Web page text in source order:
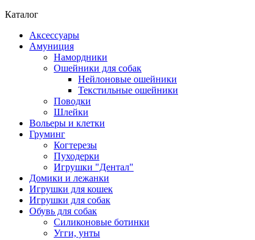
Каталог
Аксессуары
Амуниция
Намордники
Ошейники для собак
Нейлоновые ошейники
Текстильные ошейники
Поводки
Шлейки
Вольеры и клетки
Груминг
Когтерезы
Пуходерки
Игрушки "Дентал"
Домики и лежанки
Игрушки для кошек
Игрушки для собак
Обувь для собак
Силиконовые ботинки
Угги, унты